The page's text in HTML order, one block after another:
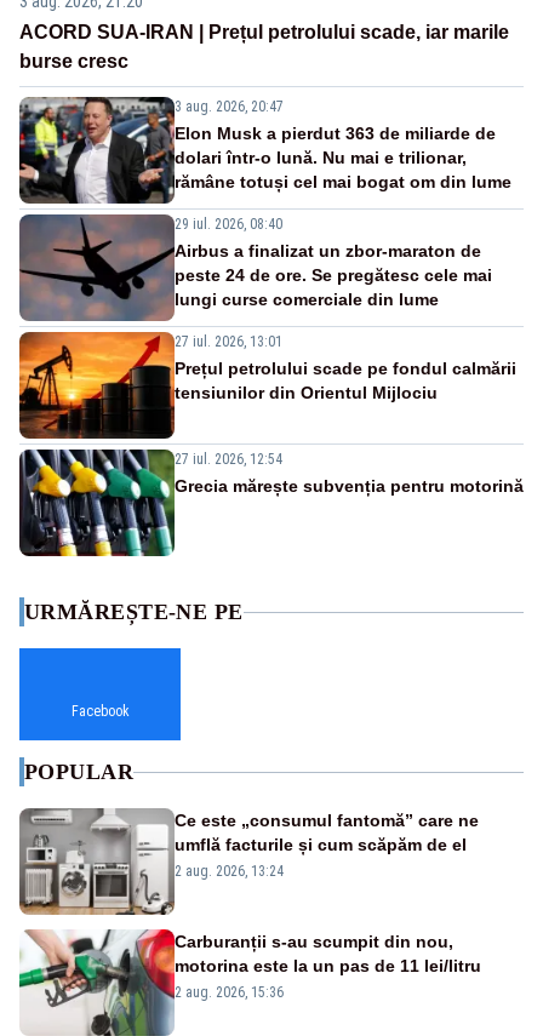
ACORD SUA-IRAN | Prețul petrolului scade, iar marile
burse cresc
3 aug. 2026, 20:47
Elon Musk a pierdut 363 de miliarde de
dolari într-o lună. Nu mai e trilionar,
rămâne totuși cel mai bogat om din lume
29 iul. 2026, 08:40
Airbus a finalizat un zbor-maraton de
peste 24 de ore. Se pregătesc cele mai
lungi curse comerciale din lume
27 iul. 2026, 13:01
Prețul petrolului scade pe fondul calmării
tensiunilor din Orientul Mijlociu
27 iul. 2026, 12:54
Grecia mărește subvenția pentru motorină
URMĂREȘTE-NE PE
Facebook
POPULAR
Ce este „consumul fantomă” care ne
umflă facturile și cum scăpăm de el
2 aug. 2026, 13:24
Carburanții s-au scumpit din nou,
motorina este la un pas de 11 lei/litru
2 aug. 2026, 15:36